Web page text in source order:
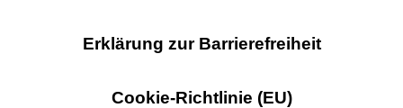
Erklärung zur Barrierefreiheit
Cookie-Richtlinie (EU)